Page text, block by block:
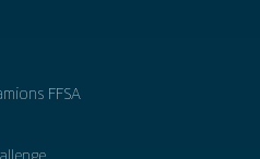
FFSA